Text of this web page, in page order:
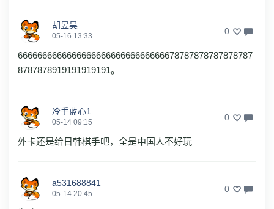
胡昱昊
05-16 13:33 0
666666666666666666666666666666678787878787878787
8787878919191919191。
冷手蓝心1
05-14 09:15 0
外卡还是给日韩棋手吧，全是中国人不好玩
a531688841
05-14 20:45 0